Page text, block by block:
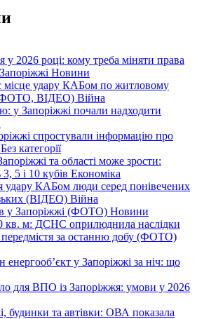
у 2026 році: кому треба міняти права
Новини
місце удару КАБом по житловому
(ФОТО, ВІДЕО) Війна
у Запоріжжі почали надходити
спростували інформацію про
Без категорії
та області може зрости:
5 і 10 кубів Економіка
удару КАБом люди серед понівечених
(ВІДЕО) Війна
у Запоріжжі (ФОТО) Новини
кв. м: ДСНС оприлюднила наслідки
передмістя за останню добу (ФОТО)
у Запоріжжі за ніч: що
для ВПО із Запоріжжя: умови у 2026
будинки та автівки: ОВА показала